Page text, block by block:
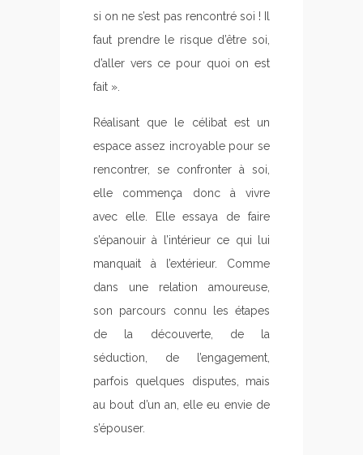
si on ne s’est pas rencontré soi ! Il
faut prendre le risque d’être soi,
d’aller vers ce pour quoi on est
fait ».
Réalisant que le célibat est un
espace assez incroyable pour se
rencontrer, se confronter à soi,
elle commença donc à vivre
avec elle. Elle essaya de faire
s’épanouir à l’intérieur ce qui lui
manquait à l’extérieur. Comme
dans une relation amoureuse,
son parcours connu les étapes
de la découverte, de la
séduction, de l’engagement,
parfois quelques disputes, mais
au bout d’un an, elle eu envie de
s’épouser.